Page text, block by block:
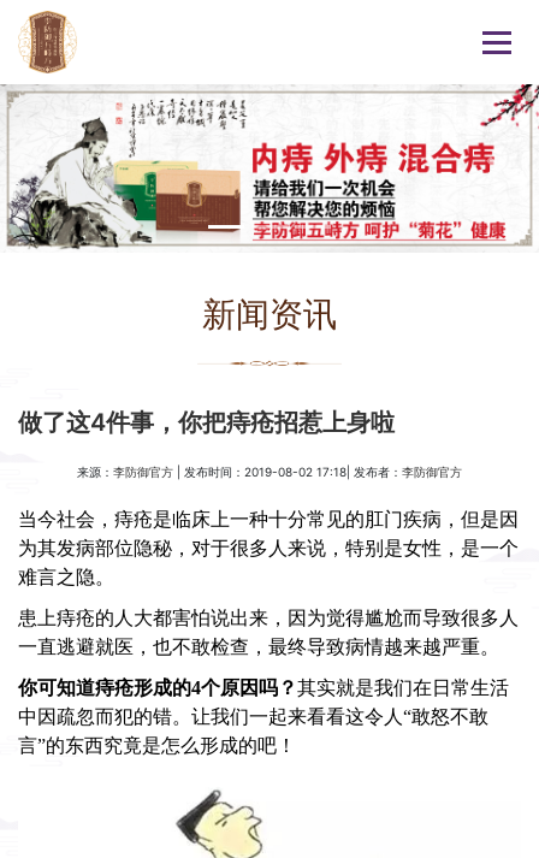
新闻资讯
做了这4件事，你把痔疮招惹上身啦
来源： 李防御官方 | 发布时间：2019-08-02 17:18| 发布者： 李防御官方
当今社会，痔疮是临床上一种十分常见的肛门疾病，但是因
为其发病部位隐秘，对于很多人来说，特别是女性，是一个
难言之隐。
患上痔疮的人大都害怕说出来，因为觉得尴尬而导致很多人
一直逃避就医，也不敢检查，最终导致病情越来越严重。
你可知道痔疮形成的4个原因吗？其实就是我们在日常生活
中因疏忽而犯的错。让我们一起来看看这令人“敢怒不敢
言”的东西究竟是怎么形成的吧！